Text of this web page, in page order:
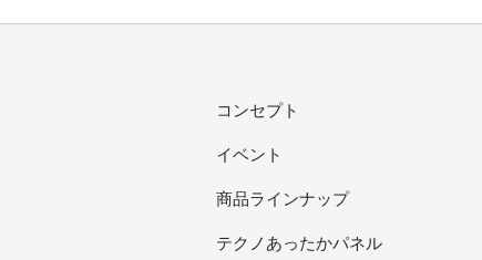
コンセプト
イベント
商品ラインナップ
テクノあったかパネル